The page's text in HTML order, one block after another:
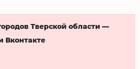
Тверской области —
Вконтакте